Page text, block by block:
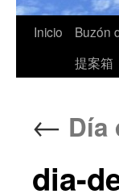
Inicio
Buzón
提案箱
← Día
dia-